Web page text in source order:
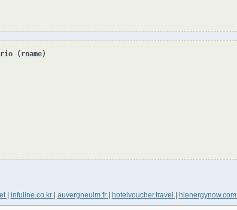
(rname)
infuline.co.kr auvergneulm.fr hotelvoucher.travel hienergynow.com